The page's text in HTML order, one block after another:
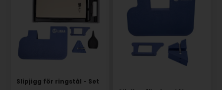
Slipjigg för ringstål - Set